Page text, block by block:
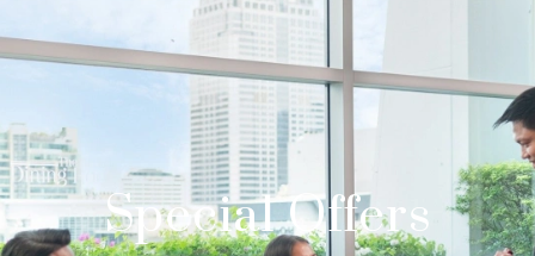
Special Offers